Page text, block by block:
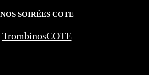
NOS SOIRÉES COTE
TrombinosCOTE